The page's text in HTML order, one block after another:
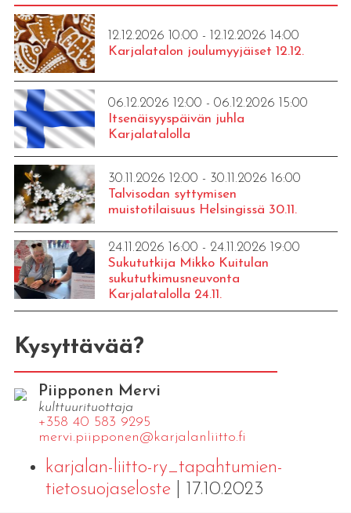
12.12.2026 10:00 - 12.12.2026 14:00
Karjalatalon joulumyyjäiset 12.12.
06.12.2026 12:00 - 06.12.2026 15:00
Itsenäisyyspäivän juhla
Karjalatalolla
30.11.2026 12:00 - 30.11.2026 16:00
Talvisodan syttymisen
muistotilaisuus Helsingissä 30.11.
24.11.2026 16:00 - 24.11.2026 19:00
Sukututkija Mikko Kuitulan
sukututkimusneuvonta
Karjalatalolla 24.11.
Kysyttävää?
Piipponen Mervi
kulttuurituottaja
+358 40 583 9295
mervi.​piipponen@​kar​jala​nlii​tto.​fi
karjalan-liitto-ry_tapahtumien-
tietosuojaseloste| 17.10.2023